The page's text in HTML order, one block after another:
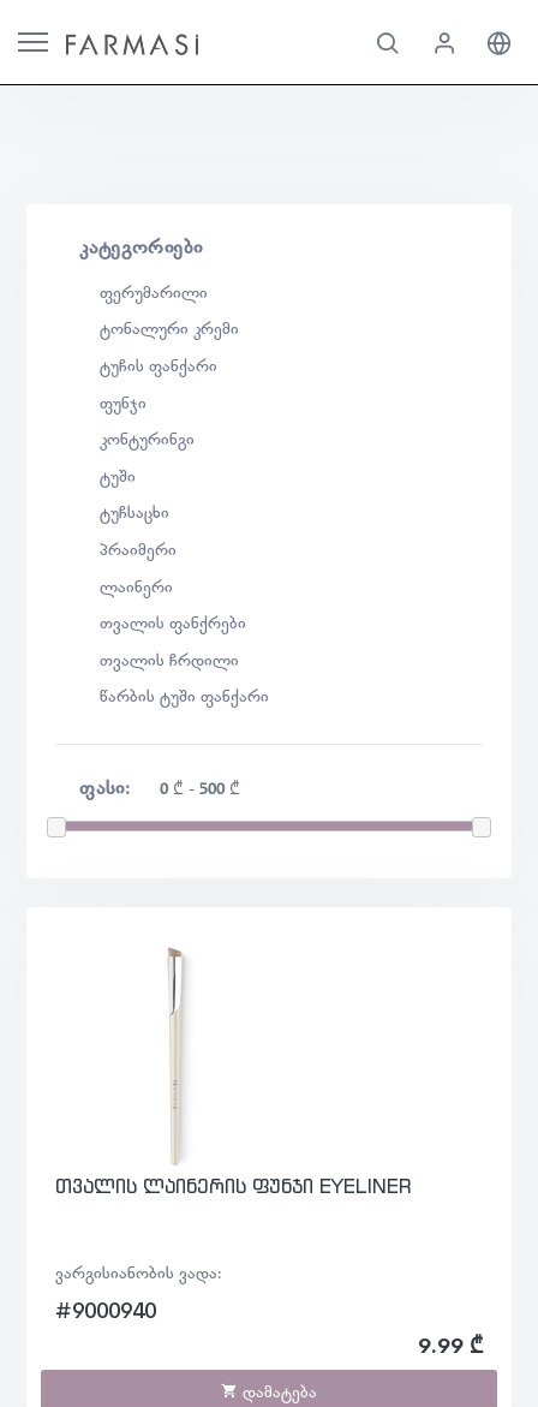
ᲙᲐᲢᲔᲒᲝᲠᲘᲔᲑᲘ
ფერუმარილი
ტონალური კრემი
ტუჩის ფანქარი
ფუნჯი
კონტურინგი
ტუში
ტუჩსაცხი
პრაიმერი
ლაინერი
თვალის ფანქრები
თვალის ჩრდილი
წარბის ტუში ფანქარი
ᲤᲐᲡᲘ: 0 ₾ - 500 ₾
თვალის ლაინერის ფუნჯი EYELINER
ვარგისიანობის ვადა:
#9000940
9.99 ₾
დამატება